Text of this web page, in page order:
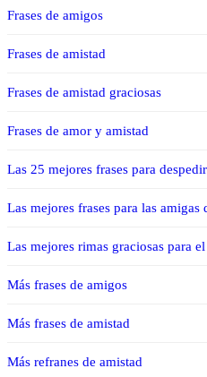
Frases de amigos
Frases de amistad
Frases de amistad graciosas
Frases de amor y amistad
Las 25 mejores frases para
Las mejores frases para las amigas
Las mejores rimas graciosas para
Más frases de amigos
Más frases de amistad
Más refranes de amistad